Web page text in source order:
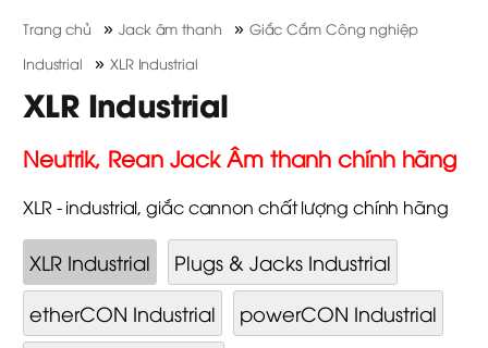
Trang chủ »Jack âm thanh » Giắc Cắm Công nghiệp
Industrial
» XLR Industrial
XLR Industrial
Neutrik, Rean Jack Âm thanh chính hãng
XLR - industrial, giắc cannon chất lượng chính hãng
XLR Industrial
Plugs & Jacks Industrial
etherCON Industrial
powerCON Industrial